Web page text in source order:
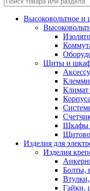
Высоковольтное и
Щиты и
Климат
Шкафы
Изделия для
Изделия
Болты,
Гайки,